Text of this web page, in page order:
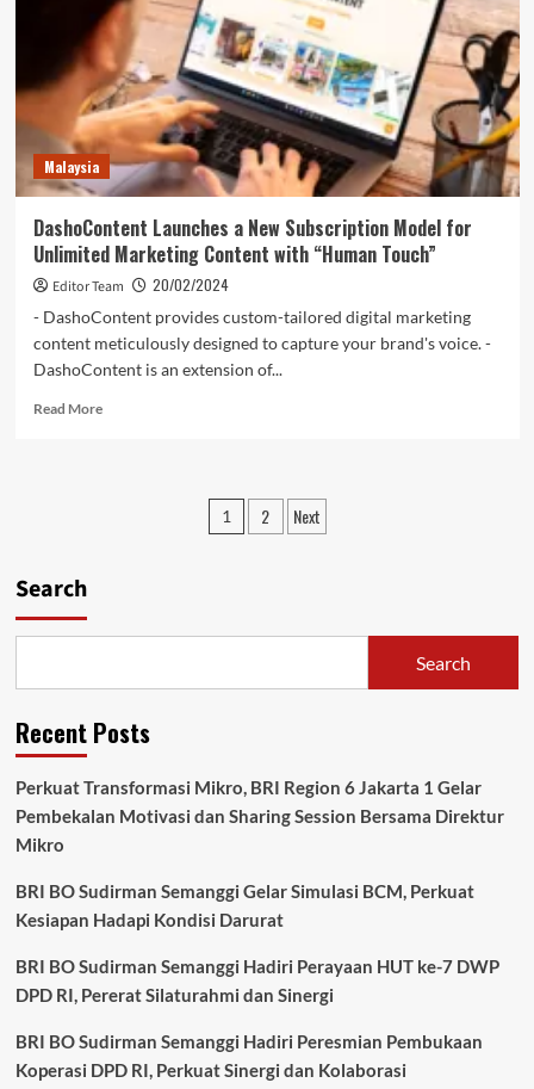
กัน
กับ
IdiaRelax.com
เพื่อ
เพิ่ม
การก
ระ
จาย
ข่าว
ใน
ประเทศไทย
Malaysia
DashoContent Launches a New Subscription Model for
Unlimited Marketing Content with “Human Touch”
Editor Team
20/02/2024
- DashoContent provides custom-tailored digital marketing
content meticulously designed to capture your brand's voice. -
DashoContent is an extension of...
Read MoreRead
Unlimited
“Human
Touch”
Posts
1 2 Next
Search
Search
Recent Posts
Perkuat Transformasi Mikro, BRI Region 6 Jakarta 1 Gelar
Pembekalan Motivasi dan Sharing Session Bersama Direktur
Mikro
BRI BO Sudirman Semanggi Gelar Simulasi BCM, Perkuat
Kesiapan Hadapi Kondisi Darurat
BRI BO Sudirman Semanggi Hadiri Perayaan HUT ke-7 DWP
DPD RI, Pererat Silaturahmi dan Sinergi
BRI BO Sudirman Semanggi Hadiri Peresmian Pembukaan
Koperasi DPD RI, Perkuat Sinergi dan Kolaborasi